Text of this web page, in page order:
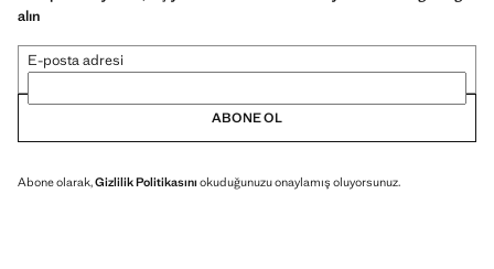
alın
E-posta adresi
ABONE OL
Abone olarak,Gizlilik Politikasını okuduğunuzu onaylamış oluyorsunuz.